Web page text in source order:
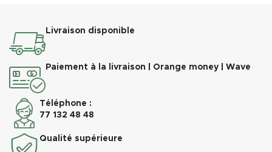
exigences modernes.
Livraison disponible
Paiement à la livraison | Orange money | Wave
Téléphone :
77 132 48 48
Qualité supérieure